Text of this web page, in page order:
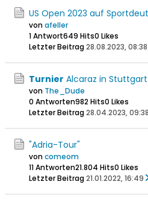
US Open 2023 auf
vonafeller
1 Antwort649 Hits0 Likes
Letzter Beitrag28.08.2023, 08:38
Turnier Alcaraz in
von The_Dude
0 Antworten982 Hits0 Likes
Letzter Beitrag28.04.2023, 09:38
"Adria-Tour"
voncomeom
11 Antworten21.804 Hits0 Likes
Letzter Beitrag21.01.2022, 16:49